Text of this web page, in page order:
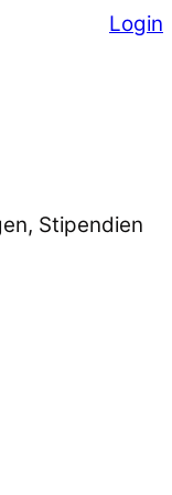
Login
Stipendien